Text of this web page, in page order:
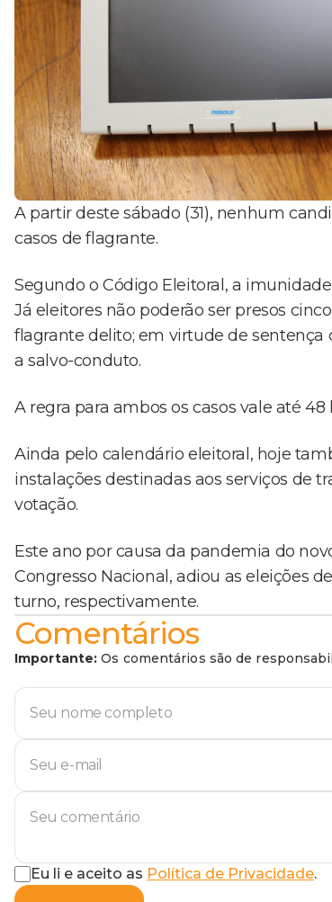
A partir deste sábado (31), nenhum
casos de flagrante.
Segundo o Código Eleitoral, a
Já eleitores não poderão ser presos
flagrante delito; em virtude de
a salvo-conduto.
A regra para ambos os casos vale até
Ainda pelo calendário eleitoral, hoje
instalações destinadas aos serviços de
votação.
Este ano por causa da pandemia do
Congresso Nacional, adiou as eleições
turno, respectivamente.
Comentários
Importante: Os comentários são de
Eu li e aceito as Política de Privacidade.